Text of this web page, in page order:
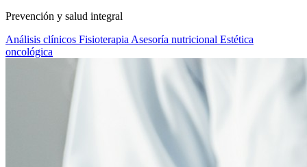
Prevención y salud integral
Análisis clínicos Fisioterapia Asesoría nutricional Estética
oncológica